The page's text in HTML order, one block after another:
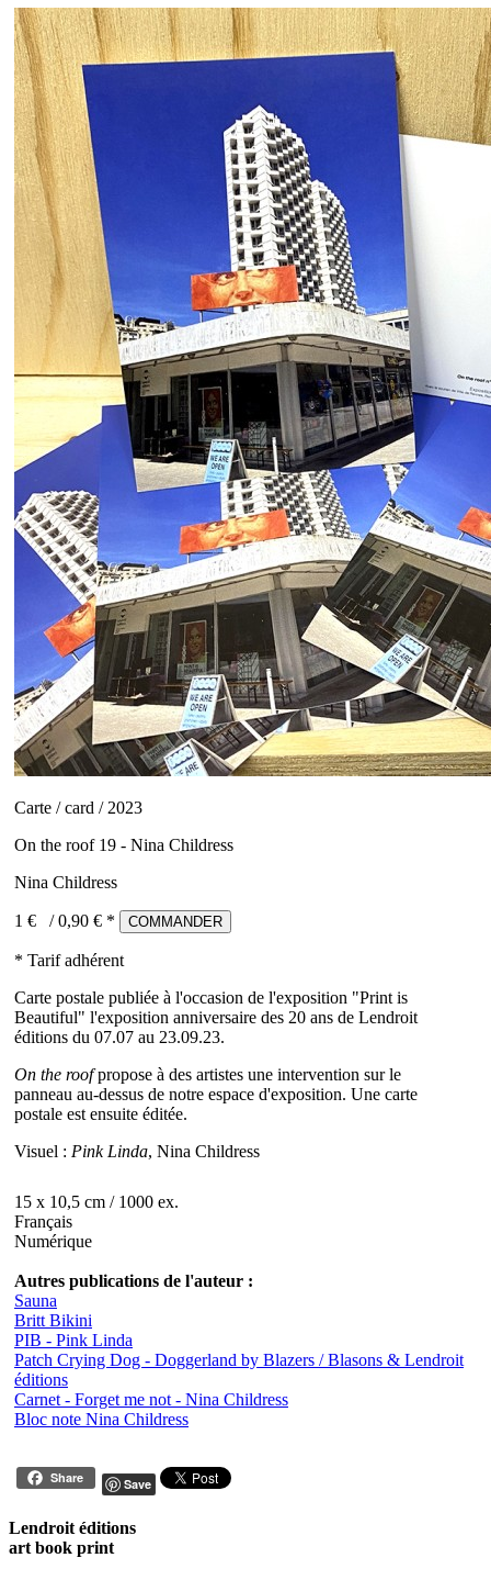
Carte / card / 2023
On the roof 19 - Nina Childress
Nina Childress
1 € /0,90 € * COMMANDER
* Tarif adhérent
Carte postale publiée à l'occasion de l'exposition "Print is
Beautiful" l'exposition anniversaire des 20 ans de Lendroit
éditions du 07.07 au 23.09.23.
On the roofpropose à des artistes une intervention sur le
panneau au-dessus de notre espace d'exposition. Une carte
postale est ensuite éditée.
Visuel : Pink Linda, Nina Childress
15 x 10,5 cm / 1000 ex.
Français
Numérique
Autres publications de l'auteur :
Sauna
Britt Bikini
PIB - Pink Linda
Patch Crying Dog - Doggerland by Blazers / Blasons & Lendroit
éditions
Carnet - Forget me not - Nina Childress
Bloc note Nina Childress
Share Save
Lendroit éditions
art book print